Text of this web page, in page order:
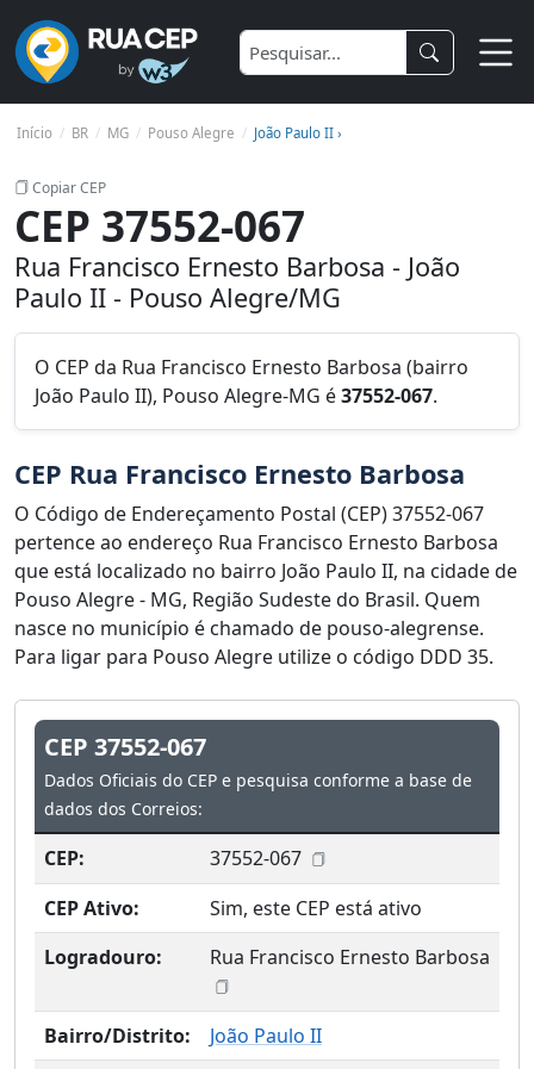
Início BR MG Pouso Alegre João Paulo II ›
Copiar CEP
CEP 37552-067
Rua Francisco Ernesto Barbosa - João
Paulo II - Pouso Alegre/MG
O CEP da Rua Francisco Ernesto Barbosa (bairro
João Paulo II), Pouso Alegre-MG é37552-067.
CEP Rua Francisco Ernesto Barbosa
O Código de Endereçamento Postal (CEP) 37552-067
pertence ao endereço Rua Francisco Ernesto Barbosa
que está localizado no bairro João Paulo II, na cidade de
Pouso Alegre - MG, Região Sudeste do Brasil. Quem
nasce no município é chamado de pouso-alegrense.
Para ligar para Pouso Alegre utilize o código DDD 35.
CEP 37552-067
Dados Oficiais do CEP e pesquisa conforme a base de
dados dos Correios:
CEP:
37552-067
CEP Ativo:
Sim, este CEP está ativo
Logradouro:
Rua Francisco Ernesto Barbosa
Bairro/Distrito:
João Paulo II